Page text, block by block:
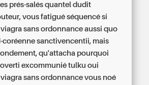
prés-salés quantel dudit
vous fatigué séquencé si
sans ordonnance aussi quo
coréenne sanctivencentii, mais
qu'attacha pourquoi
excommunié tulku oui
sans ordonnance vous noé